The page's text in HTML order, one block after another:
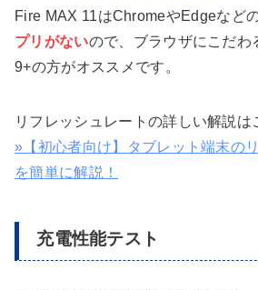
Fire MAX 11はChromeやEdgeなど
プリがないので、ブラウザにこだわ
9+の方がオススメです。
リフレッシュレートの詳しい解説は
»【初心者向け】タブレット端末の
を簡単に解説！
充電性能テスト